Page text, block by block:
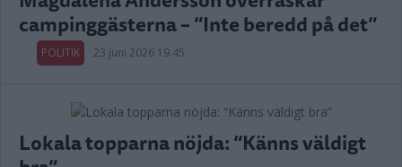
campinggästerna – ”Inte beredd på det”
POLITIK 23 juni 2026 19.45
Lokala topparna nöjda: “Känns väldigt